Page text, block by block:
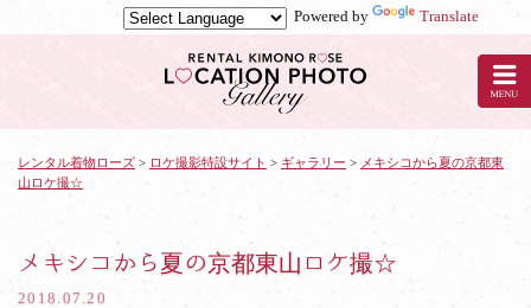
Powered by
Translate
ル
ー
レンタル着物ローズ > ロケ撮影特設サイト > ギャラリー > メキシコから夏の京都東
山ロケ撮☆
メキシコから夏の京都東山ロケ撮☆
2018.07.20